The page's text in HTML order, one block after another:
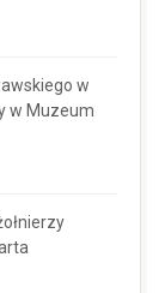
w
w Muzeum